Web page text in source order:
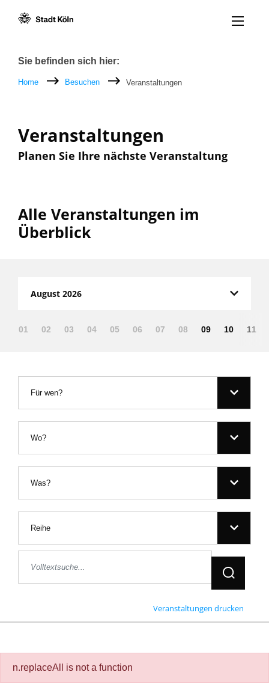
Menü
Breadcrumb
Sie befinden sich hier:
Home Besuchen Veranstaltungen
Veranstaltungen
Planen Sie Ihre nächste Veranstaltung
Alle Veranstaltungen im
Überblick
August 2026
01 02 03 04 05 06 07 08 09 10 11
Für wen?
Wo?
Was?
Reihe
Jetzt
Veranstaltungen drucken
n.replaceAll is not a function